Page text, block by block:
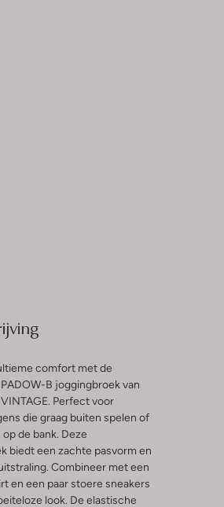
comfort met de
B joggingbroek van
Perfect voor
die graag buiten spelen of
de bank. Deze
biedt een zachte pasvorm en
Combineer met een
en een paar stoere sneakers
look. De elastische